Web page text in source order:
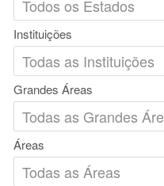
Instituições
Grandes Áreas
Áreas